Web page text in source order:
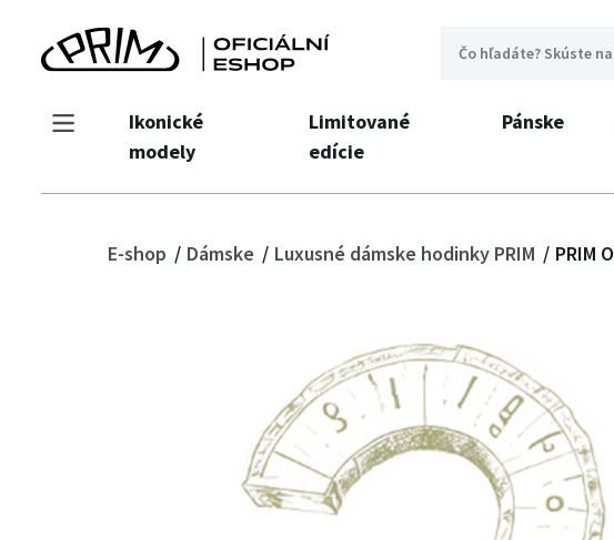
Ikonické
modely
Limitované
edície
Pánske
E-shop Dámske Luxusné dámske hodinky PRIM PRIM